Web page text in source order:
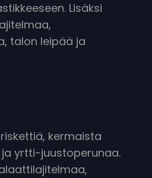
Lisäksi
talon leipää ja
kermaista
yrtti-juustoperunaa.